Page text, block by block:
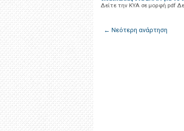
Δείτε την ΚΥΑ σε μορφή pdf
← Νεότερη ανάρτηση